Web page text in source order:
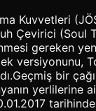
Kuvvetleri
Çevirici
gereken
versiyonunu,
bir
yerlilerine
tarihinde